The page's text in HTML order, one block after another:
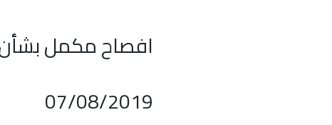
افصاح مكمل
07/08/2019